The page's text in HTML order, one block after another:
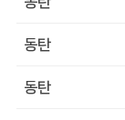
동탄
동탄